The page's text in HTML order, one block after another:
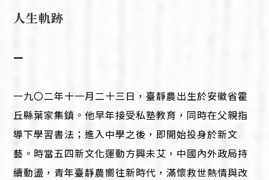
人生軌跡
一
一九〇二年十一月二十三日，臺靜農出生於安徽省霍
丘縣葉家集鎮。他早年接受私塾教育，同時在父親指
導下學習書法；進入中學之後，即開始投身於新文
藝。時當五四新文化運動方興未艾，中國內外政局持
續動盪，青年臺靜農嚮往新時代，滿懷救世熱情與改